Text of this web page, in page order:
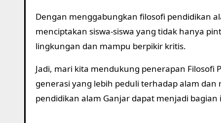
Dengan menggabungkan filosofi pendidikan
menciptakan siswa-siswa yang tidak hanya
lingkungan dan mampu berpikir kritis.
Jadi, mari kita mendukung penerapan
generasi yang lebih peduli terhadap alam
pendidikan alam Ganjar dapat menjadi